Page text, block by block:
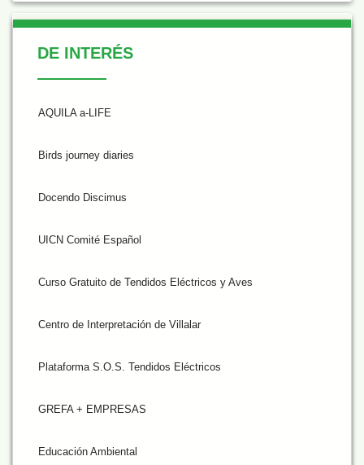
De Interés
DE INTERÉS
AQUILA a-LIFE
Birds journey diaries
Docendo Discimus
UICN Comité Español
Curso Gratuito de Tendidos Eléctricos y Aves
Centro de Interpretación de Villalar
Plataforma S.O.S. Tendidos Eléctricos
GREFA + EMPRESAS
Educación Ambiental